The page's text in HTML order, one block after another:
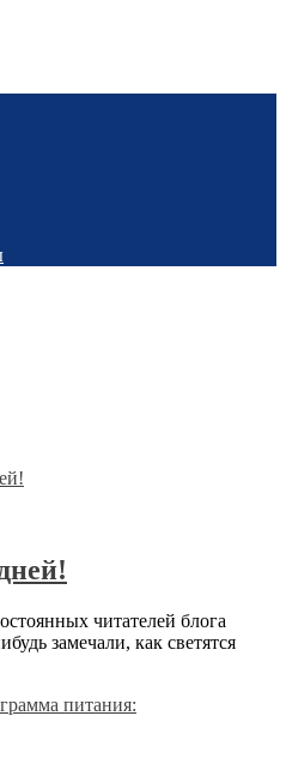
читателей блога
замечали, как светятся